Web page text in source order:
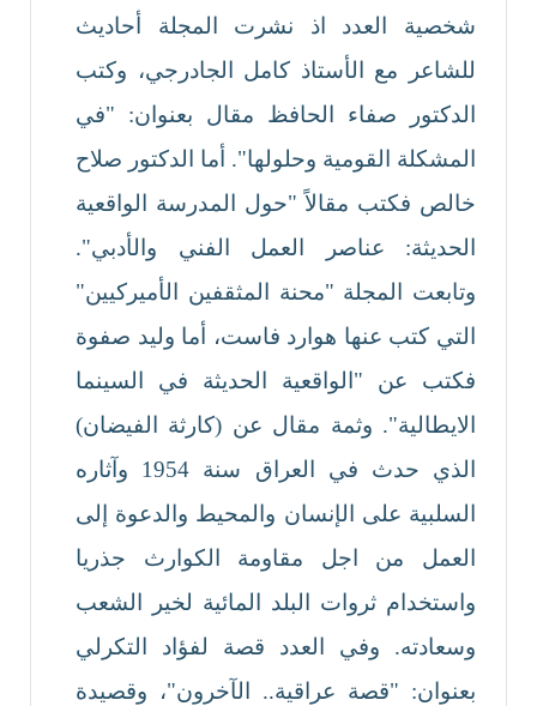
شخصية العدد اذ نشرت المجلة أحاديث
للشاعر مع الأستاذ كامل الجادرجي، وكتب
الدكتور صفاء الحافظ مقال بعنوان: "في
المشكلة القومية وحلولها". أما الدكتور صلاح
خالص فكتب مقالاً "حول المدرسة الواقعية
الحديثة: عناصر العمل الفني والأدبي".
وتابعت المجلة "محنة المثقفين الأميركيين"
التي كتب عنها هوارد فاست، أما وليد صفوة
فكتب عن "الواقعية الحديثة في السينما
الايطالية". وثمة مقال عن (كارثة الفيضان)
الذي حدث في العراق سنة 1954 وآثاره
السلبية على الإنسان والمحيط والدعوة إلى
العمل من اجل مقاومة الكوارث جذريا
واستخدام ثروات البلد المائية لخير الشعب
وسعادته. وفي العدد قصة لفؤاد التكرلي
بعنوان: "قصة عراقية.. الآخرون"، وقصيدة